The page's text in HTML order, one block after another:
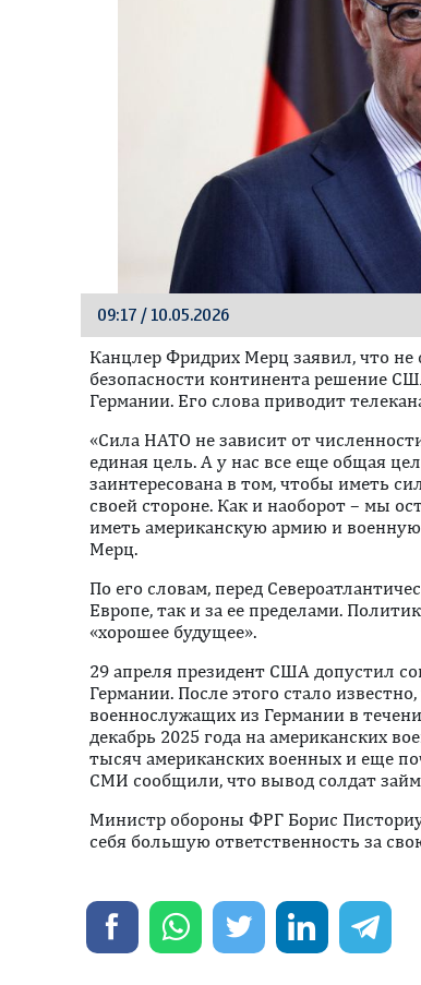
09:17 / 10.05.2026
Канцлер Фридрих Мерц заявил, что
безопасности континента решение
Германии. Его слова приводит
«Сила НАТО не зависит от
единая цель. А у нас все еще общая
заинтересована в том, чтобы иметь
своей стороне. Как и наоборот – мы
иметь американскую армию и
Мерц.
По его словам, перед
Европе, так и за ее пределами.
«хорошее будущее».
29 апреля президент США допустил
Германии. После этого стало
военнослужащих из Германии в
декабрь 2025 года на американских
тысяч американских военных и еще
СМИ сообщили, что вывод солдат
Министр обороны ФРГ Борис
себя большую ответственность за